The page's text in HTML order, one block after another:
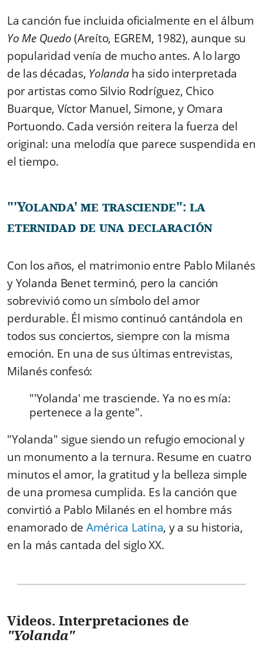
La canción fue incluida oficialmente en el álbum
Yo Me Quedo(Areíto, EGREM, 1982), aunque su
popularidad venía de mucho antes. A lo largo
de las décadas, Yolandaha sido interpretada
por artistas como Silvio Rodríguez, Chico
Buarque, Víctor Manuel, Simone, y Omara
Portuondo. Cada versión reitera la fuerza del
original: una melodía que parece suspendida en
el tiempo.
"'Yolanda' me trasciende": la
eternidad de una declaración
Con los años, el matrimonio entre Pablo Milanés
y Yolanda Benet terminó, pero la canción
sobrevivió como un símbolo del amor
perdurable. Él mismo continuó cantándola en
todos sus conciertos, siempre con la misma
emoción. En una de sus últimas entrevistas,
Milanés confesó:
"'Yolanda' me trasciende. Ya no es mía:
pertenece a la gente".
"Yolanda" sigue siendo un refugio emocional y
un monumento a la ternura. Resume en cuatro
minutos el amor, la gratitud y la belleza simple
de una promesa cumplida. Es la canción que
convirtió a Pablo Milanés en el hombre más
enamorado de América Latina, y a su historia,
en la más cantada del siglo XX.
Videos. Interpretaciones de
"Yolanda"